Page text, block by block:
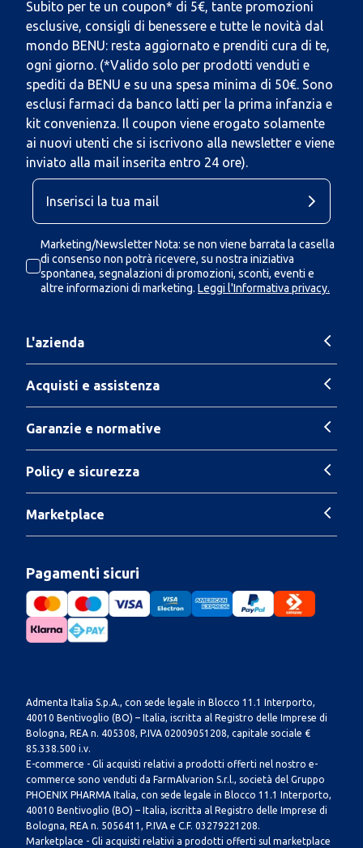
Subito per te un coupon* di 5€, tante promozioni
esclusive, consigli di benessere e tutte le novità dal
mondo BENU: resta aggiornato e prenditi cura di te,
ogni giorno. (*Valido solo per prodotti venduti e
spediti da BENU e su una spesa minima di 50€. Sono
esclusi farmaci da banco latti per la prima infanzia e
kit convenienza. Il coupon viene erogato solamente
ai nuovi utenti che si iscrivono alla newsletter e viene
inviato alla mail inserita entro 24 ore).
Marketing/Newsletter Nota: se non viene barrata la casella
di consenso non potrà ricevere, su nostra iniziativa
spontanea, segnalazioni di promozioni, sconti, eventi e
altre informazioni di marketing. Leggi l'Informativa privacy.
L'azienda
Acquisti e assistenza
Garanzie e normative
Policy e sicurezza
Marketplace
Pagamenti sicuri
Admenta Italia S.p.A., con sede legale in Blocco 11.1 Interporto,
40010 Bentivoglio (BO) – Italia, iscritta al Registro delle Imprese di
Bologna, REA n. 405308, P.IVA 02009051208, capitale sociale €
85.338.500 i.v.
E-commerce - Gli acquisti relativi a prodotti offerti nel nostro e-
commerce sono venduti da FarmAlvarion S.r.l., società del Gruppo
PHOENIX PHARMA Italia, con sede legale in Blocco 11.1 Interporto,
40010 Bentivoglio (BO) – Italia, iscritta al Registro delle Imprese di
Bologna, REA n. 5056411, P.IVA e C.F. 03279221208.
Marketplace - Gli acquisti relativi a prodotti offerti sul marketplace